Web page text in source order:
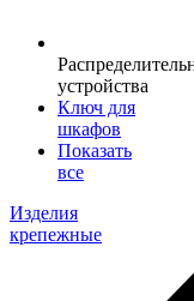
устройства
Ключ для
шкафов
Показать
все
Изделия
крепежные